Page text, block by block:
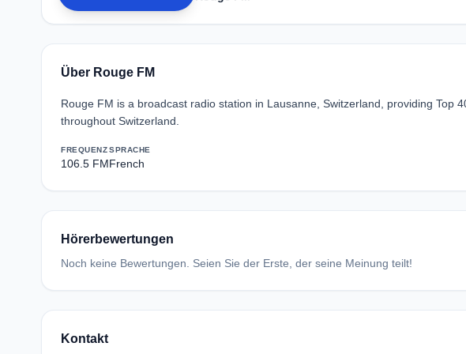
Über Rouge FM
Rouge FM is a broadcast radio station in Lausanne, Switzerland, providing Top
throughout Switzerland.
FREQUENZ
106.5 FM
SPRACHE
French
Hörerbewertungen
Noch keine Bewertungen. Seien Sie der Erste, der seine Meinung teilt!
Kontakt